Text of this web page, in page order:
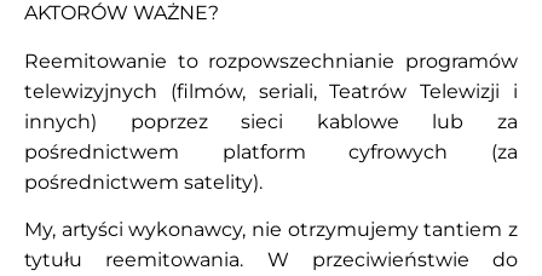
AKTORÓW WAŻNE?
Reemitowanie to rozpowszechnianie programów
telewizyjnych (filmów, seriali, Teatrów Telewizji i
innych) poprzez sieci kablowe lub za
pośrednictwem platform cyfrowych (za
pośrednictwem satelity).
My, artyści wykonawcy, nie otrzymujemy tantiem z
tytułu reemitowania. W przeciwieństwie do